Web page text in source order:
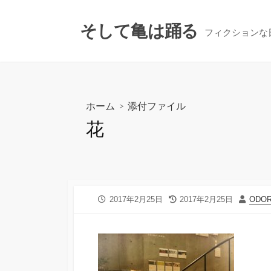
そして亀は踊る フィクションな
ホーム > 添付ファイル
花
公
2017年2月25日
最
新
2017年2月25日
投